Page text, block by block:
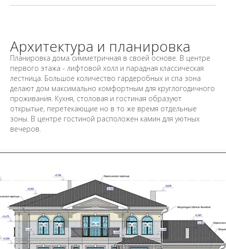
Архитектура и планировка
Планировка дома симметричная в своей основе. В центре
первого этажа - лифтовой холл и парадная классическая
лестница. Большое количество гардеробных и спа зона
делают дом максимально комфортным для круглогодичного
проживания. Кухня, столовая и гостиная образуют
открытые, перетекающие но в то же время отдельные
зоны. В центре гостиной расположен камин для уютных
вечеров.